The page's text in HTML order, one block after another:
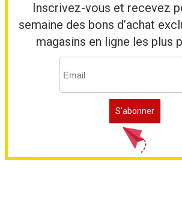
Inscrivez-vous et recevez
semaine des bons d’achat
magasins en ligne les plus